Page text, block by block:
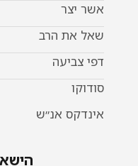
אשר יצר
שאל את הרב
דפי צביעה
סודוקו
אינדקס אנ״ש